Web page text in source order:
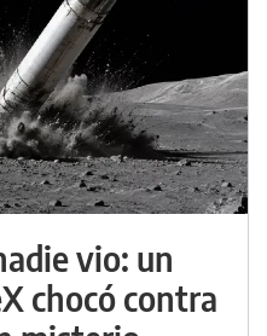
vio: un
chocó contra